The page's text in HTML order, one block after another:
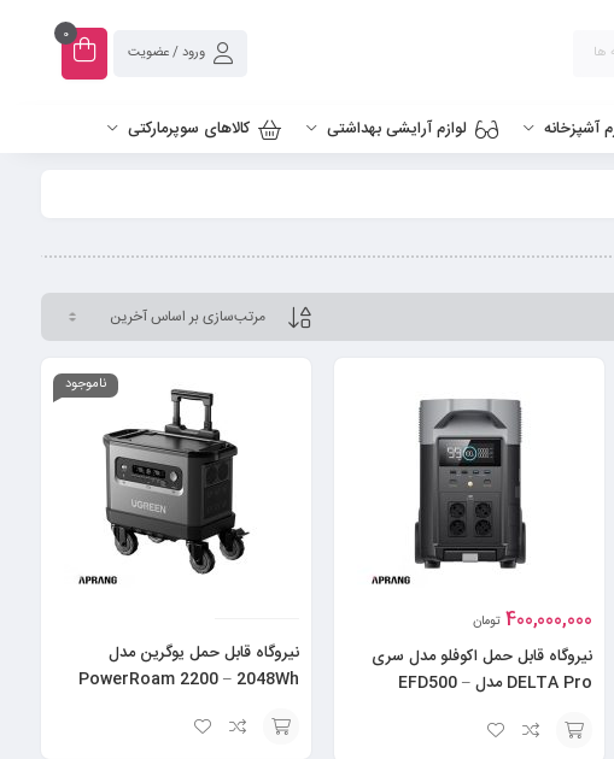
ها ورود / عضویت
0
آشپزخانه لوازم آرایشی بهداشتی کالاهای سوپرمارکتی
400,000,000 تومان
نیروگاه قابل حمل اکوفلو مدل سری
DELTA Pro مدل EFD500 –
ناموجود
نیروگاه قابل حمل یوگرین مدل
PowerRoam 2200 – 2048Wh
اسپرسوساز اسپرسو بای رویال سینگل بویلر نیمه
اتومات مدل Reale